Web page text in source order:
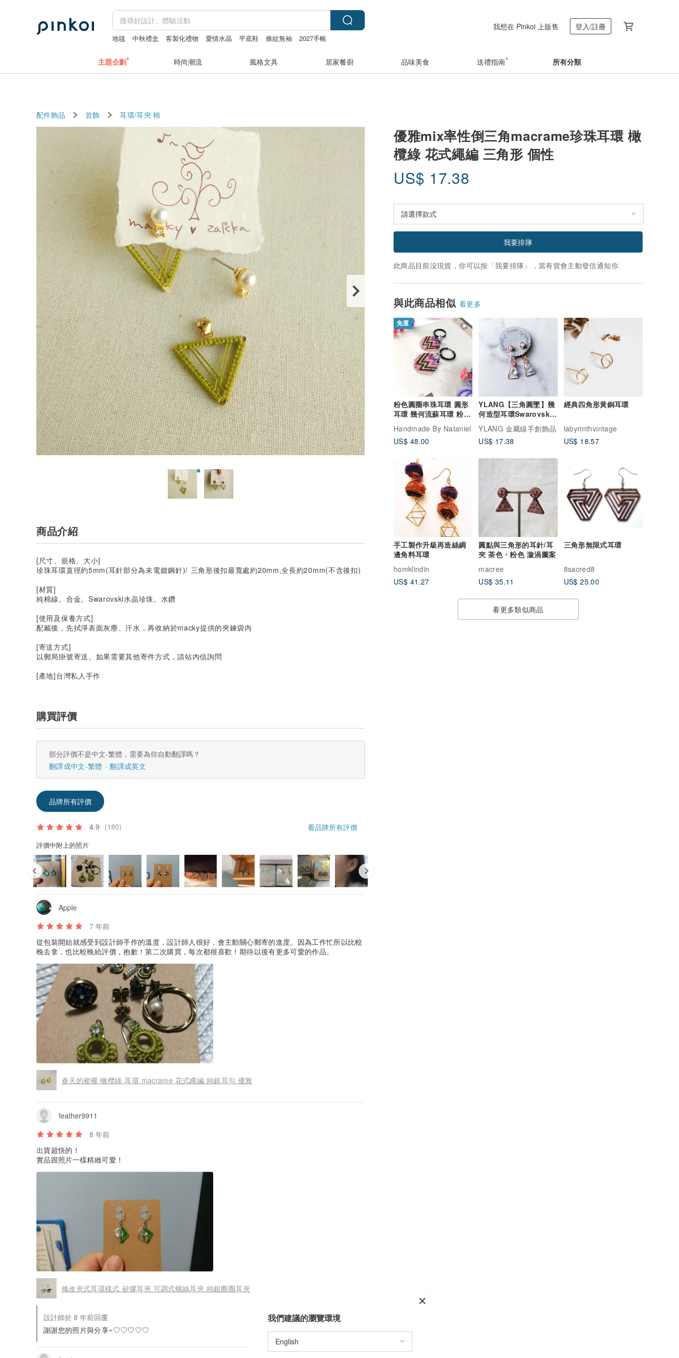
地毯 中秋禮盒 客製化禮物 愛情水晶 平底鞋 條紋無袖
2027手帳
我想在 Pinkoi 上販售 登入/註冊
主題企劃 時尚潮流 風格文具 居家餐廚 品味美食 送禮指南 所有分類
配件飾品 首飾 耳環/耳夾 棉
優雅mix率性倒三角macrame珍珠耳環 橄
欖綠 花式繩編 三角形 個性
US$ 17.38
我要排隊
此商品目前沒現貨，你可以按「我要排隊」，當有貨會主動發信通知你
與此商品相似 看更多
免運
粉色圓圈串珠耳環 圓形
耳環 幾何流蘇耳環 粉色
銀bl
Handmade By Nataniel
US$ 48.00
YLANG【三角圓墜】幾
何造型耳環Swarovski
水晶/藝術銅線
YLANG 金屬線手創飾品
US$ 17.38
經典四角形黃銅耳環
labyrinthvintage
US$ 18.57
手工製作升級再造絲綢
邊角料耳環
homklindin
US$ 41.27
圓點與三角形的耳針/耳
夾 茶色・粉色 漩渦圖案
macree
US$ 35.11
三角形無限式耳環
8sacred8
US$ 25.00
看更多類似商品
商品介紹
[尺寸、規格、大小]
珍珠耳環直徑約5mm(耳針部分為未電鍍鋼針)/ 三角形後扣最寬處約20mm,全長約20mm(不含後扣)
[材質]
純棉線。合金。Swarovski水晶珍珠。水鑽
[使用及保養方式]
配戴後，先拭淨表面灰塵、汗水，再收納於macky提供的夾鍊袋內
[寄送方式]
以郵局掛號寄送。如果需要其他寄件方式，請站內信詢問
[產地]台灣私人手作
購買評價
部分評價不是中文-繁體，需要為你自動翻譯嗎？
翻譯成中文-繁體
翻譯成英文
品牌所有評價
4.9 (180) 看品牌所有評價
評價中附上的照片
Apple
7 年前
從包裝開始就感受到設計師手作的溫度，設計師人很好，會主動關心郵寄的進度。因為工作忙所以比較
晚去拿，也比較晚給評價，抱歉！第二次購買，每次都很喜歡！期待以後有更多可愛的作品。
春天的裙襬 橄欖綠 耳環 macrame 花式繩編 純銀耳勾 優雅
feather9911
8 年前
出貨超快的！
實品跟照片一樣精緻可愛！
修改夾式耳環樣式 矽膠耳夾 可調式螺絲耳夾 純銀圈圈耳夾
設計師於 8 年前回覆
謝謝您的照片與分享~♡♡♡♡♡
我們建議的瀏覽環境